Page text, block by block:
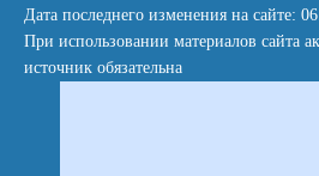
Дата последнего изменения на сайте:
При использовании материалов сайта
источник обязательна